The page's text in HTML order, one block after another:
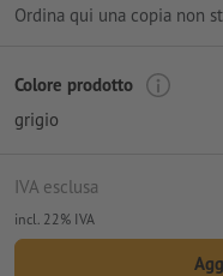
Ordina qui una copia non
Colore prodotto
grigio
IVA esclusa
incl. 22% IVA